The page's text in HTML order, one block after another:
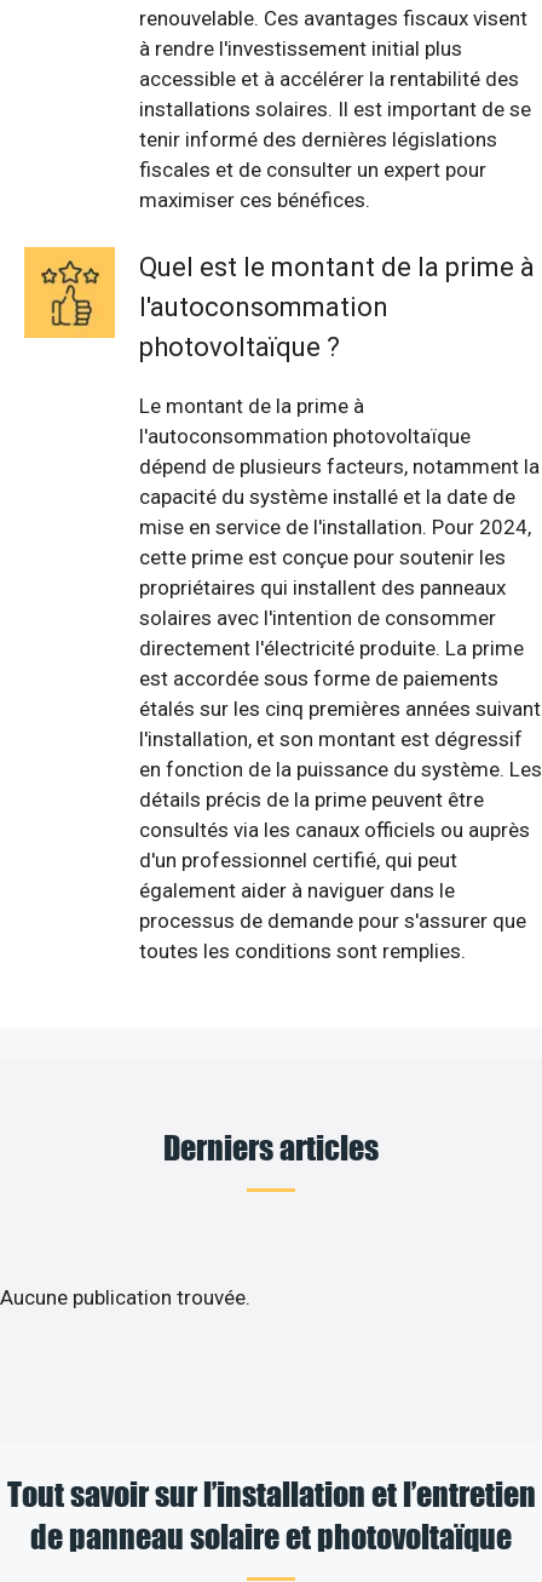
renouvelable. Ces avantages fiscaux visent
à rendre l'investissement initial plus
accessible et à accélérer la rentabilité des
installations solaires. Il est important de se
tenir informé des dernières législations
fiscales et de consulter un expert pour
maximiser ces bénéfices.
Quel est le montant de la prime à
l'autoconsommation
photovoltaïque ?
Le montant de la prime à
l'autoconsommation photovoltaïque
dépend de plusieurs facteurs, notamment la
capacité du système installé et la date de
mise en service de l'installation. Pour 2024,
cette prime est conçue pour soutenir les
propriétaires qui installent des panneaux
solaires avec l'intention de consommer
directement l'électricité produite. La prime
est accordée sous forme de paiements
étalés sur les cinq premières années suivant
l'installation, et son montant est dégressif
en fonction de la puissance du système. Les
détails précis de la prime peuvent être
consultés via les canaux officiels ou auprès
d'un professionnel certifié, qui peut
également aider à naviguer dans le
processus de demande pour s'assurer que
toutes les conditions sont remplies.
Derniers articles
Aucune publication trouvée.
Tout savoir sur l’installation et l’entretien
de panneau solaire et photovoltaïque